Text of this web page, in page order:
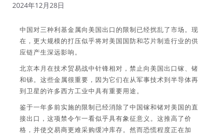
2024年12月28日
中国对三种利基金属向美国出口的限制已经扰乱了市场。现
在，更大规模的打压似乎将对美国国防和芯片制造行业的供
应链产生深远影响。
北京本月在技术贸易战中针锋相对，禁止向美国出口镓、锗
和锑。这些金属很重要，因为它们在从军事技术到半导体再
到卫星的许多西方工业中具有重要用途。
鉴于一年多前实施的限制已经消除了中国镓和锗对美国的直
接出口，这项禁令乍一看似乎具有象征意义。这推高了价
格，并使交易商更难采购缓冲库存。然而恐慌程度正在加